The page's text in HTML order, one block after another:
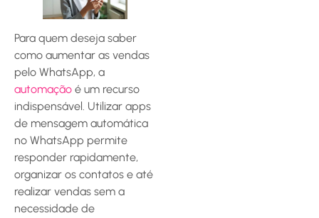
Para quem deseja saber
como aumentar as vendas
pelo WhatsApp, a
automação é um recurso
indispensável. Utilizar apps
de mensagem automática
no WhatsApp permite
responder rapidamente,
organizar os contatos e até
realizar vendas sem a
necessidade de